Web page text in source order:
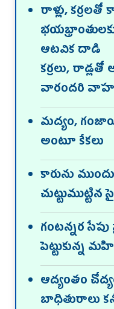
రాళ్లు,
ఆటవిక దాడి
కర్రలు, రాడ్లతో
వారందరి
మద్యం,
అంటూ కేకలు
కారును
చుట్టుముట్టిన
గంటన్నర
పెట్టుకున్న
ఆద్యంతం
బాధితురాలు